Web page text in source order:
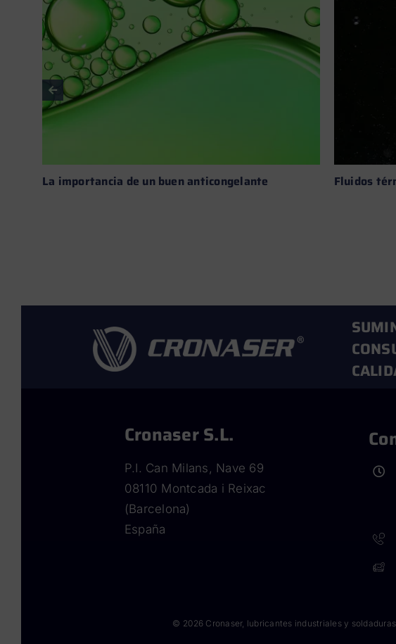
La importancia de un buen anticongelante Fluidos
Cronaser S.L.
P.I. Can Milans, Nave 69
08110 Montcada i Reixac
(Barcelona)
España
© 2026 Cronaser, lubricantes industriales y